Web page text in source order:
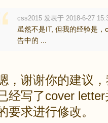
css2015 发表于 2018-6-27
虽然不是IT, 但我的经验是
告中的 ...
，谢谢你的建议
经写了cover
要求进行修改。